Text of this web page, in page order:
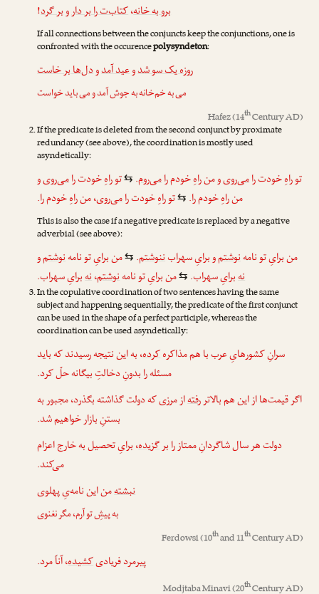
برو به خانه،کتاب‌ت را بر داروبر گرد!
If all connections between the conjuncts keep the conjunctions, one is
confronted with the occurencepolysyndeton:
روزه یک سو شدوعید آمدودل‌ها بر خاست
می به خم‌خانه به جوش آمد و می باید خواست
Hafez(14thCentury AD)
If the predicate is deleted from the second conjunct by proximate
redundancy (see above), the coordination is mostly used
asyndetically:
تو راهِ خودت رامی‌رویومن راهِ خودم رامی‌روم.
⇆ تو راهِ خودت رامی‌رویو
من راهِ خودم را. ⇆ تو راهِ خودت رامی‌روی، من راهِ خودم را.
This is also the case if a negative predicate is replaced by a negative
adverbial (see above):
من برایِ تو نامهنوشتموبرایِ سهرابننوشتم.
⇆ من برایِ تو نامهنوشتمو
نهبرایِ سهراب. ⇆ من برایِ تو نامهنوشتم،نهبرایِ سهراب.
In the copulative coordination of two sentences having the same
subject and happening sequentially, the predicate of the first conjunct
can be used in the shape of a perfect participle, whereas the
coordination can be used asyndetically:
سرانِ کشورهایِ عرب با هم مذاکرهکرده، به این نتیجه رسیدند که باید
مسئله را بدونِ دخالتِ بیگانه حلّ کرد.
اگر قیمت‌ها از این هم بالاتررفتهاز مرزی که دولت گذاشته بگذرد، مجبور به
بستنِ بازار خواهیم شد.
دولت هر سال شاگردانِ ممتاز را برگزیده، برایِ تحصیل به خارج اعزام
می‌کند.
نبشتهمن این نامه‌یِ پهلوی
به پیشِ تو آرم، مگر نغنوی
Ferdowsi(10thand 11thCentury AD)
پیرمرد فریادیکشیده، آناً مرد.
Modjtaba Minavi(20thCentury AD)